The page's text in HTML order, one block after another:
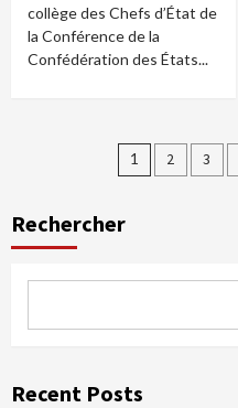
collège des Chefs d’État de
la Conférence de la
Confédération des États...
1 2 3
Rechercher
Recent Posts